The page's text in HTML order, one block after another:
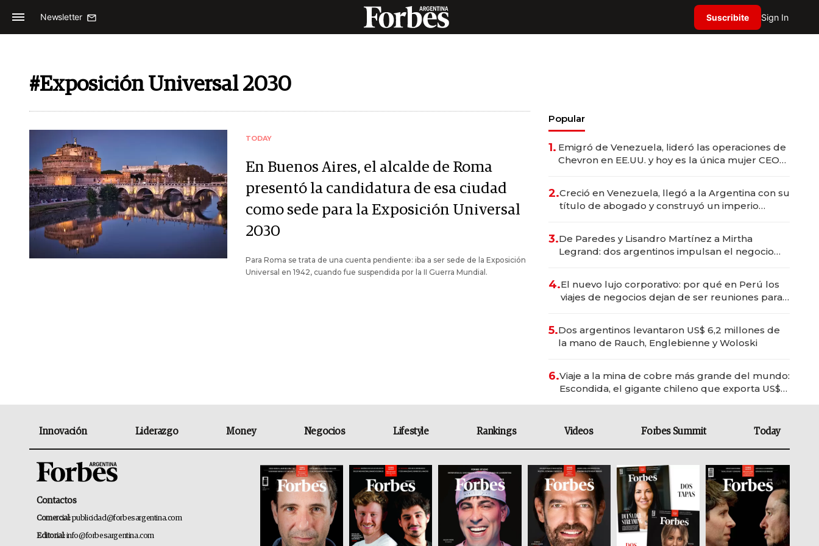
Newsletter Suscribite Sign In
#Exposición Universal 2030
TODAY
En Buenos Aires, el alcalde de Roma
presentó la candidatura de esa ciudad
como sede para la Exposición Universal
2030
Para Roma se trata de una cuenta pendiente: iba a ser sede de la Exposición
Universal en 1942, cuando fue suspendida por la II Guerra Mundial.
Popular
1. Emigró de Venezuela, lideró las operaciones de
Chevron en EE.UU. y hoy es la única mujer CEO
2.Creció en Venezuela, llegó a la Argentina con su
título de abogado y construyó un imperio
3.De Paredes y Lisandro Martínez a Mirtha
Legrand: dos argentinos impulsan el negocio
4.El nuevo lujo corporativo: por qué en Perú los
viajes de negocios dejan de ser reuniones para
5.Dos argentinos levantaron US$ 6,2 millones de
la mano de Rauch, Englebienne y Woloski
6.Viaje a la mina de cobre más grande del mundo:
Escondida, el gigante chileno que exporta US$
Innovación Liderazgo Money Negocios Lifestyle Rankings Videos Forbes Summit Today
Contactos
Comercial:publicidad@forbesargentina.com
Editorial:info@forbesargentina.com